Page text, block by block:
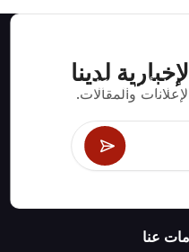
لدينا
والمقالات.
لألعاب الكازينو مثل
الأخرى التي
عنا